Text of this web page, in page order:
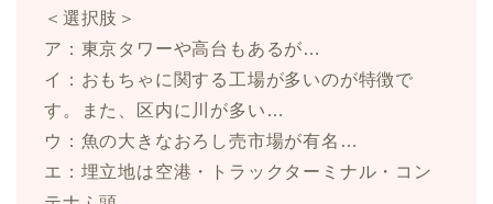
＜選択肢＞
ア：東京タワーや高台もあるが…
イ：おもちゃに関する工場が多いのが特徴で
す。また、区内に川が多い…
ウ：魚の大きなおろし売市場が有名…
エ：埋立地は空港・トラックターミナル・コン